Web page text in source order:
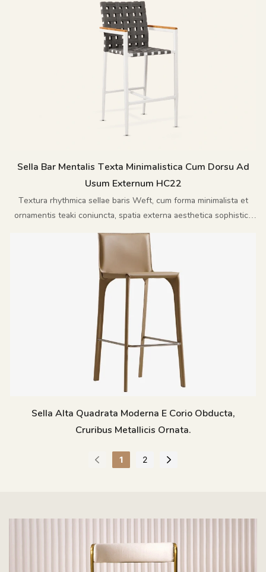
Sella Bar Mentalis Texta Minimalistica Cum Dorsu Ad
Usum Externum HC22
Textura rhythmica sellae baris Weft, cum forma minimalista et
ornamentis teaki coniuncta, spatia externa aesthetica sophistica
et informali imbuit.
Sella Alta Quadrata Moderna E Corio Obducta,
Cruribus Metallicis Ornata.
1 2